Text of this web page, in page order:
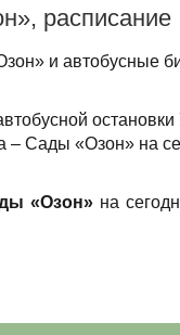
расписание
и автобусные
остановки
– Сады «Озон» на
«Озон»на